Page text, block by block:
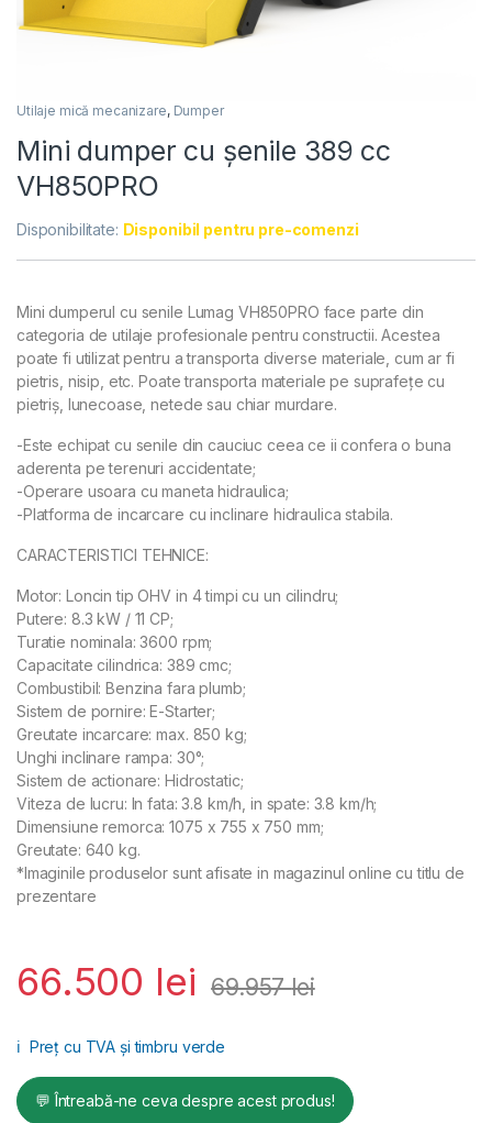
Utilaje mică mecanizare, Dumper
Mini dumper cu șenile 389 cc
VH850PRO
Disponibilitate: Disponibil pentru pre-comenzi
Mini dumperul cu senile Lumag VH850PRO face parte din
categoria de utilaje profesionale pentru constructii. Acestea
poate fi utilizat pentru a transporta diverse materiale, cum ar fi
pietris, nisip, etc. Poate transporta materiale pe suprafețe cu
pietriș, lunecoase, netede sau chiar murdare.
-Este echipat cu senile din cauciuc ceea ce ii confera o buna
aderenta pe terenuri accidentate;
-Operare usoara cu maneta hidraulica;
-Platforma de incarcare cu inclinare hidraulica stabila.
CARACTERISTICI TEHNICE:
Motor: Loncin tip OHV in 4 timpi cu un cilindru;
Putere: 8.3 kW / 11 CP;
Turatie nominala: 3600 rpm;
Capacitate cilindrica: 389 cmc;
Combustibil: Benzina fara plumb;
Sistem de pornire: E-Starter;
Greutate incarcare: max. 850 kg;
Unghi inclinare rampa: 30°;
Sistem de actionare: Hidrostatic;
Viteza de lucru: In fata: 3.8 km/h, in spate: 3.8 km/h;
Dimensiune remorca: 1075 x 755 x 750 mm;
Greutate: 640 kg.
*Imaginile produselor sunt afisate in magazinul online cu titlu de
prezentare
66.500 lei 69.957lei
ℹ️ Preț cu TVA și timbru verde
💬 Întreabă-ne ceva despre acest produs!